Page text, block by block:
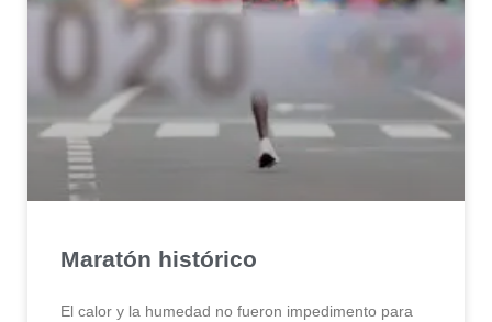
Maratón histórico
El calor y la humedad no fueron impedimento para